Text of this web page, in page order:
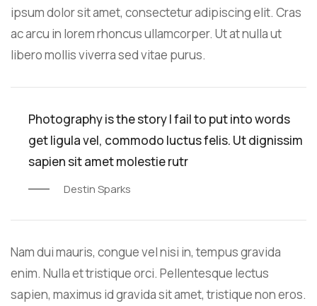
ipsum dolor sit amet, consectetur adipiscing elit. Cras
ac arcu in lorem rhoncus ullamcorper. Ut at nulla ut
libero mollis viverra sed vitae purus.
Photography is the story I fail to put into words
get ligula vel, commodo luctus felis. Ut dignissim
sapien sit amet molestie rutr
Destin Sparks
Nam dui mauris, congue vel nisi in, tempus gravida
enim. Nulla et tristique orci. Pellentesque lectus
sapien, maximus id gravida sit amet, tristique non eros.